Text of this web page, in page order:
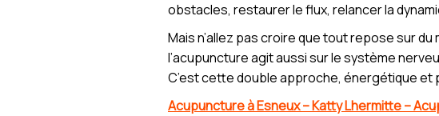
obstacles, restaurer le flux, relancer la
Mais n’allez pas croire que tout repose sur
l’acupuncture agit aussi sur le système
C’est cette double approche, énergétique et
Acupuncture à Esneux – Katty Lhermitte –